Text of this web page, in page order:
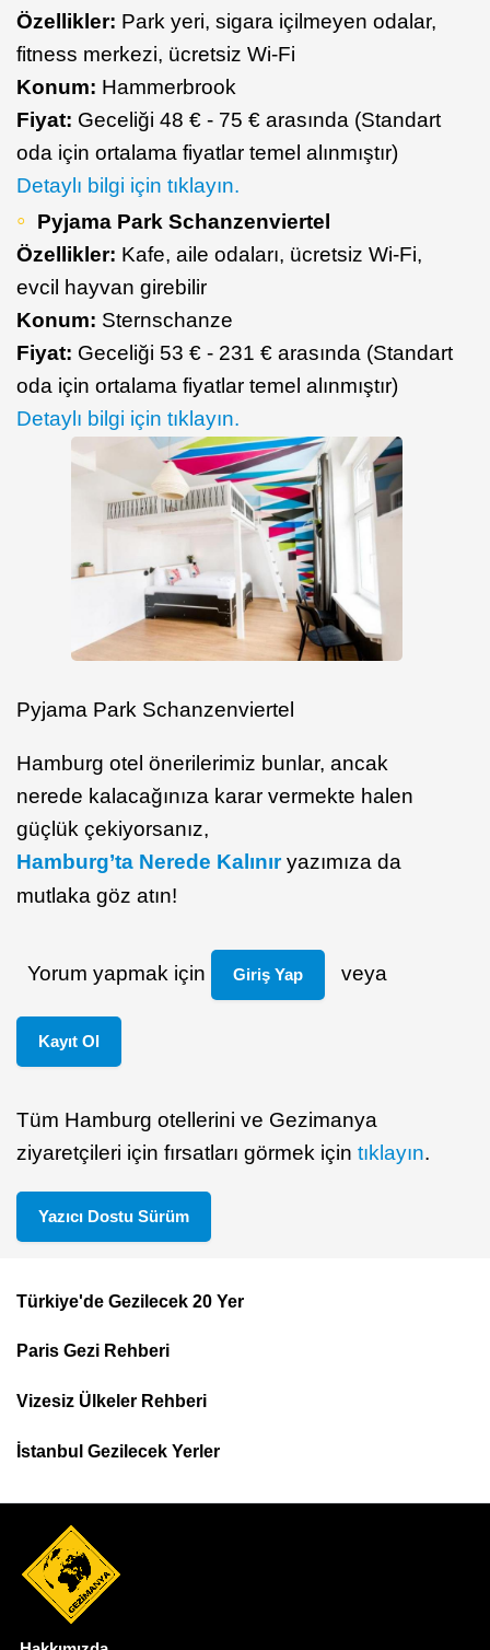
Özellikler: Park yeri, sigara içilmeyen odalar,
fitness merkezi, ücretsiz Wi-Fi
Konum: Hammerbrook
Fiyat: Geceliği 48 € - 75 € arasında (Standart
oda için ortalama fiyatlar temel alınmıştır)
Detaylı bilgi için tıklayın.
Pyjama Park Schanzenviertel
Özellikler: Kafe, aile odaları, ücretsiz Wi-Fi,
evcil hayvan girebilir
Konum: Sternschanze
Fiyat: Geceliği 53 € - 231 € arasında (Standart
oda için ortalama fiyatlar temel alınmıştır)
Detaylı bilgi için tıklayın.
Pyjama Park Schanzenviertel
Hamburg otel önerilerimiz bunlar, ancak
nerede kalacağınıza karar vermekte halen
güçlük çekiyorsanız,
Hamburg’ta Nerede Kalınıryazımıza da
mutlaka göz atın!
Yorum yapmak için Giriş Yap veya
Kayıt Ol
Tüm Hamburg otellerini ve Gezimanya
ziyaretçileri için fırsatları görmek için tıklayın.
Yazıcı Dostu Sürüm
Footer
Top
Menu
Türkiye'de Gezilecek 20 Yer
Paris Gezi Rehberi
Vizesiz Ülkeler Rehberi
İstanbul Gezilecek Yerler